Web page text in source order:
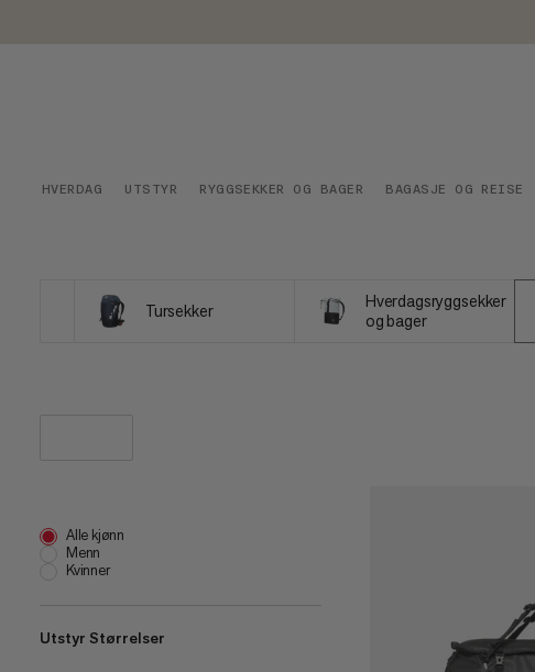
HVERDAG UTSTYR RYGGSEKKER OG BAGER BAGASJE OG REISE
Tursekker
Hverdagsryggsekker
og bager
Alle kjønn
Menn
Kvinner
Utstyr Størrelser